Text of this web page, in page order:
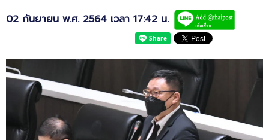
02 กันยายน พ.ศ. 2564 เวลา 17:42 น.